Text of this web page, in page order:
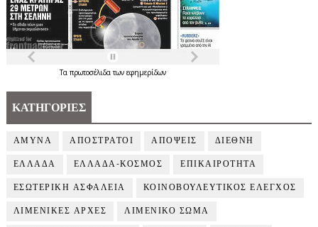
Τα πρωτοσέλιδατων εφημερίδων
ΚΑΤΗΓΟΡΙΕΣ
ΑΜΥΝΑ ΑΠΟΣΤΡΑΤΟΙ ΑΠΟΨΕΙΣ ΔΙΕΘΝΗ
ΕΛΛΑΔΑ ΕΛΛΑΔΑ-ΚΟΣΜΟΣ ΕΠΙΚΑΙΡΟΤΗΤΑ
ΕΣΩΤΕΡΙΚΗ ΑΣΦΑΛΕΙΑ ΚΟΙΝΟΒΟΥΛΕΥΤΙΚΟΣ ΕΛΕΓΧΟΣ
ΛΙΜΕΝΙΚΕΣ ΑΡΧΕΣ ΛΙΜΕΝΙΚΟ ΣΩΜΑ